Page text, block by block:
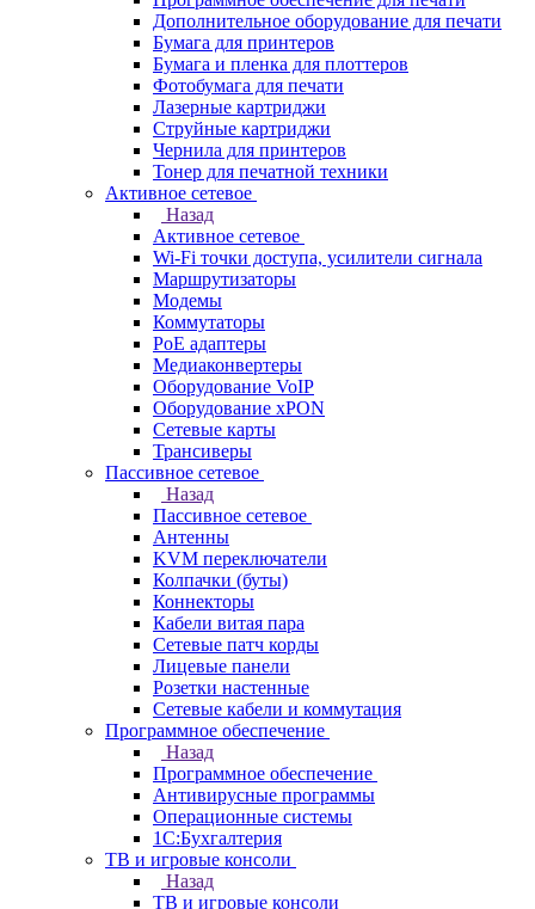
Дополнительное оборудование для печати
Бумага для принтеров
Бумага и пленка для плоттеров
Фотобумага для печати
Лазерные картриджи
Струйные картриджи
Чернила для принтеров
Тонер для печатной техники
Активное сетевое
Назад
Активное сетевое
Wi-Fi точки доступа, усилители сигнала
Маршрутизаторы
Модемы
Коммутаторы
PoE адаптеры
Медиаконвертеры
Оборудование VoIP
Оборудование xPON
Сетевые карты
Трансиверы
Пассивное сетевое
Назад
Пассивное сетевое
Антенны
KVM переключатели
Колпачки (буты)
Коннекторы
Кабели витая пара
Сетевые патч корды
Лицевые панели
Розетки настенные
Сетевые кабели и коммутация
Программное обеспечение
Назад
Программное обеспечение
Антивирусные программы
Операционные системы
1С:Бухгалтерия
ТВ и игровые консоли
Назад
ТВ и игровые консоли